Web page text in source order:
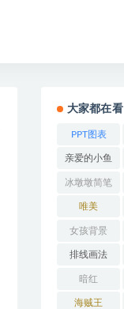
大家都在看
PPT图表
亲爱的小鱼
冰墩墩简笔
画
唯美
女孩背景
排线画法
暗红
海贼王